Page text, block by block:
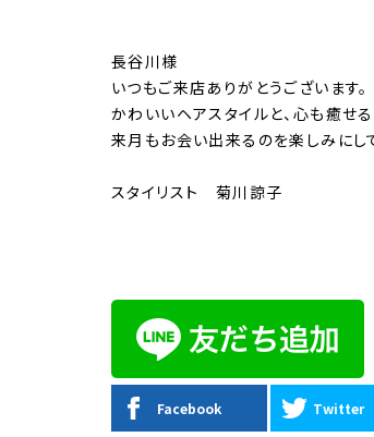
長谷川様
いつもご来店ありがとうございます。
かわいいヘアスタイルと、心も癒せ
来月もお会い出来るのを楽しみにし
スタイリスト 菊川諒子
Facebook Twitter